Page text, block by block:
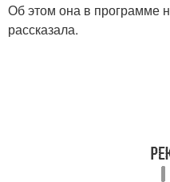
Об этом она в программе
рассказала.